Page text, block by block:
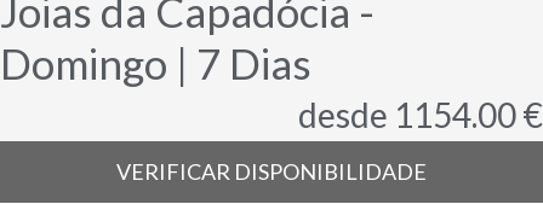
Joias da Capadócia -
Domingo | 7 Dias
desde 1154.00 €
VERIFICAR DISPONIBILIDADE